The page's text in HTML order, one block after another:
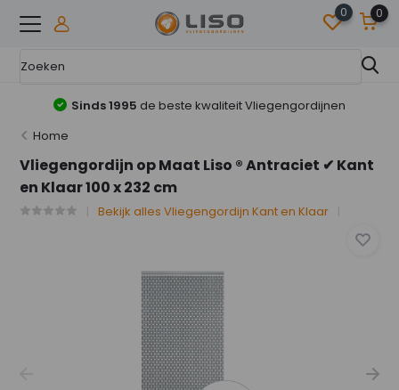
0 0
Online Marktleiderin
Home
Vliegengordijn op Maat Liso ® Antraciet ✔ Kant
en Klaar 100 x 232 cm
Bekijk alles Vliegengordijn Kant en Klaar